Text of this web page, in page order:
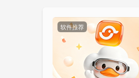
软件推荐